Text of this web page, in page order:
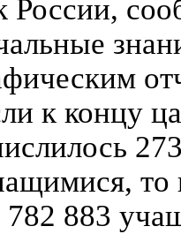
России,
к концу
то
883